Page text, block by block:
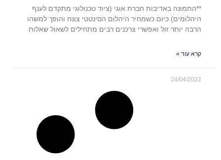
**התמונה באדיבות חברת אוגי (ציוד טכנולוגי מתקדם לענף
היהלומים) כיום כשמחיר היהלום הסינטטי צונח והופך למשהו
הרבה יותר זול ואפשרי צרכנים רבים מתחילים לשאול שאלות
קרא עוד »
24/04/2022